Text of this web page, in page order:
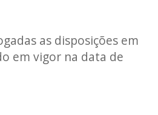
as disposições em
em vigor na data de